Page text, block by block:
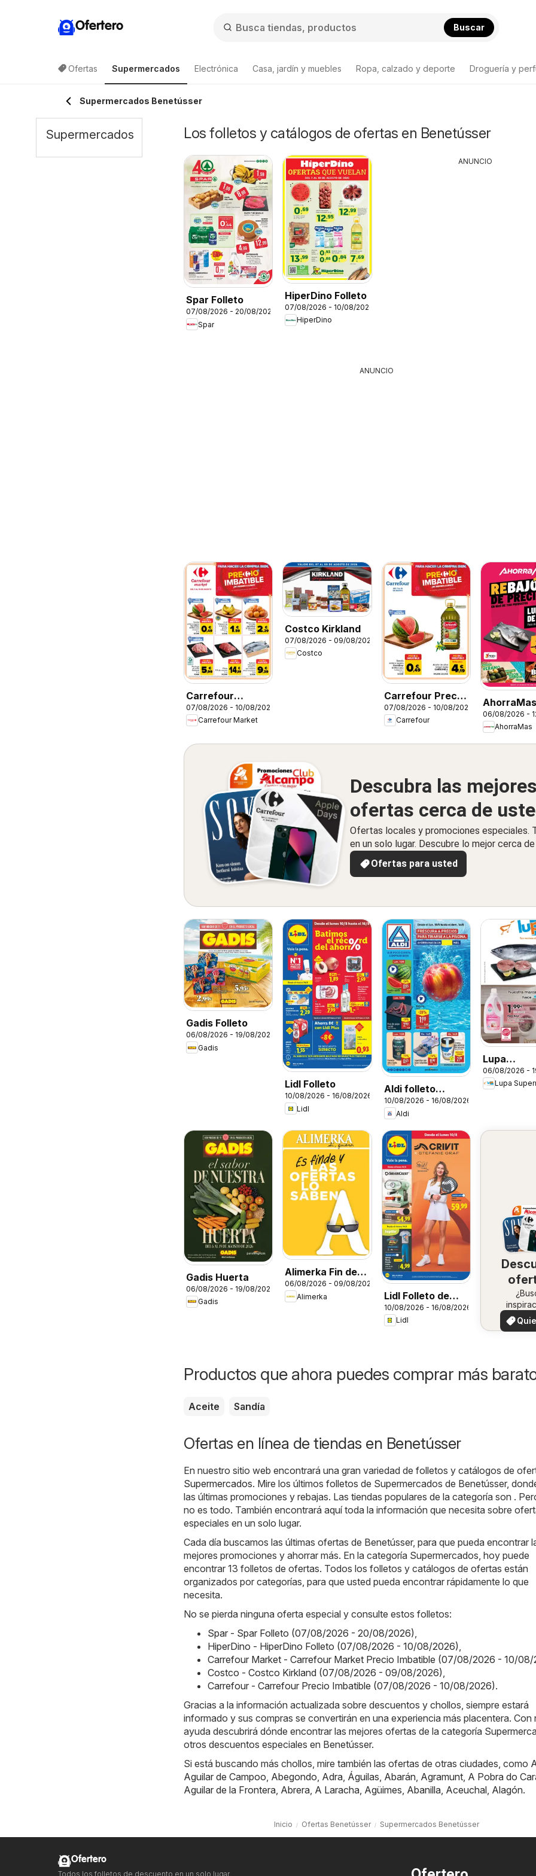
Ofertero Buscar
Ofertas Supermercados Electrónica Casa, jardín y muebles Ropa, calzado y deporte Droguería y
Supermercados Benetússer
Los folletos y catálogos de ofertas en Benetússer
Spar Folleto
07/08/2026 - 20/08/2026
Spar
HiperDino Folleto
07/08/2026 - 10/08/2026
HiperDino
ANUNCIO
ANUNCIO
Carrefour
Market Precio
Imbatible
07/08/2026 - 10/08/2026
Carrefour Market
Costco Kirkland
07/08/2026 - 09/08/2026
Costco
Carrefour Precio
Imbatible
07/08/2026 - 10/08/2026
Carrefour
AhorraMas
Folleto
06/08/2026 -
AhorraMas
Descubra las mejores
ofertas cerca de
Ofertas locales y promociones especiales.
en un solo lugar. Descubre lo mejor cerca
Ofertas para usted
Gadis Folleto
06/08/2026 - 19/08/2026
Gadis
Lidl Folleto
10/08/2026 - 16/08/2026
Lidl
Aldi folleto
Península
10/08/2026 - 16/08/2026
Aldi
Lupa
Folleto
06/08/2026 -
Gadis Huerta
06/08/2026 - 19/08/2026
Gadis
Alimerka Fin de
semana
06/08/2026 - 09/08/2026
Alimerka
Lidl Folleto de
bazar
10/08/2026 - 16/08/2026
Lidl
en
¡Vea
ofertas
ver
Productos que ahora puedes comprar más
Aceite Sandía
Ofertas en línea de tiendas en Benetússer
En nuestro sitio web encontrará una gran variedad de folletos y catálogos de
Supermercados. Mire los últimos folletos de Supermercados de Benetússer,
las últimas promociones y rebajas. Las tiendas populares de la categoría son .
no es todo. También encontrará aquí toda la información que necesita sobre
especiales en un solo lugar.
Cada día buscamos las últimas ofertas de Benetússer, para que pueda encontrar
mejores promociones y ahorrar más. En la categoría Supermercados, hoy puede
encontrar 13 folletos de ofertas. Todos los folletos y catálogos de ofertas están
organizados por categorías, para que usted pueda encontrar rápidamente lo que
necesita.
No se pierda ninguna oferta especial y consulte estos folletos:
Spar - Spar Folleto (07/08/2026 - 20/08/2026)
HiperDino - HiperDino Folleto (07/08/2026 - 10/08/2026)
Carrefour Market - Carrefour Market Precio Imbatible (07/08/2026 - 10/08/
Costco - Costco Kirkland (07/08/2026 - 09/08/2026)
Carrefour - Carrefour Precio Imbatible (07/08/2026 - 10/08/2026).
Gracias a la información actualizada sobre descuentos y chollos, siempre estará
informado y sus compras se convertirán en una experiencia más placentera. Con
ayuda descubrirá dónde encontrar las mejores ofertas de la categoría
otros descuentos especiales en Benetússer.
Si está buscando más chollos, mire también las ofertas de otras ciudades, como
Aguilar de Campoo Abegondo Adra Águilas Abarán Agramunt A Pobra do
Aguilar de la Frontera Abrera A Laracha Agüimes Abanilla Aceuchal Alagón.
Inicio Ofertas Benetússer Supermercados Benetússer
Supermercados
Ofertero
Todos los folletos de descuento en un solo lugar